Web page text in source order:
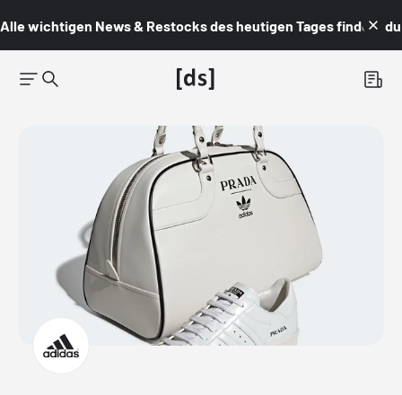
Alle wichtigen News & Restocks des heutigen Tages findest du